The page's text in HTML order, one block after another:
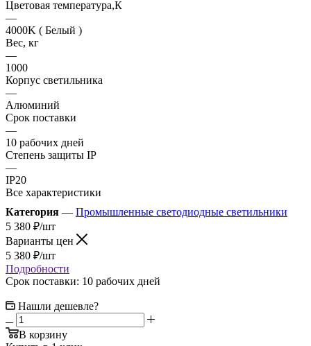
Цветовая температура,К
—
4000K ( Белый )
Вес, кг
—
1000
Корпус светильника
—
Алюминий
Срок поставки
—
10 рабочих дней
Степень защиты IP
—
IP20
Все характеристики
Категория — Промышленные светодиодные светильники
5 380 ₽/шт
Варианты цен
5 380 ₽/шт
Подробности
Срок поставки: 10 рабочих дней
Нашли дешевле?
В корзину